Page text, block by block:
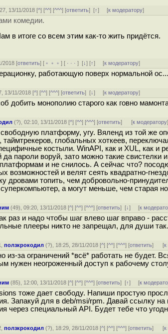
13/11/2018 [^] [^^] [^^^] [ответить][↑] [к модератору]
комедии.
в итоге со всем этим как-то жить придётся.
2018 [ответить] [ ﹢﹢﹢] [ · · ·][↓] [↑] [к модератору]
работающую поверх нормальной
13/11/2018 [^] [^^] [^^^] [ответить][↓] [к модератору]
добить монополию старого как говно
(?), 02:10, 13/11/2018 [^] [^^] [^^^] [ответить] [к модератору]
свободную платформу, угу. Вяленд из той же
таймтрекеров, глобальных хоткеев,
костыли. WinAPI, как и XUL, как
да пароли воруй, зато можно такие
и не снилось. А сейчас что?
возможностей и велят сеять квадратно-
дровами топить, чем добровольно-
а могут меньше, чем старая
(49), 09:20, 13/11/2018 [^] [^^] [^^^] [ответить][↓] [к
раз и надо чтобы шаг влево шаг вправо -
плееры никто не запрещал, для души
,ползкрокодил (?), 18:25, 28/11/2018 [^] [^^] [^^^] [ответить] [к
из-за ограничений *всё* работать не будет.
нужен неогроженный доступ к рабочему
(85), 12:00, 13/11/2018 [^] [^^] [^^^] [ответить][↑] [к
тоже дает свободу. Напиши простую
Запакуй для в deb/msi/rpm. Давай ссылку
через специальный API. Будет тебе что
,ползкрокодил (?), 18:29, 28/11/2018 [^] [^^] [^^^] [ответить] [к